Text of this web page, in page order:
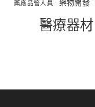
藥廠品管人員
醫療器材